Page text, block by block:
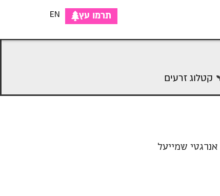
תרמו עץ EN
קטלוג זרעים
שמייעל